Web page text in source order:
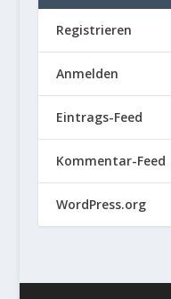
Registrieren
Anmelden
Eintrags-Feed
Kommentar-Feed
WordPress.org